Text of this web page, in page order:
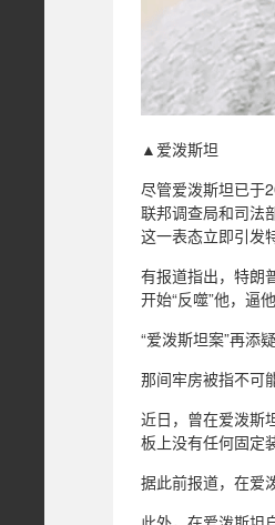
▲爱泼斯坦
尽管爱泼斯坦已于
联邦调查局和司法
这一表态立即引发
有报道指出，特朗
开始“反噬”他，逼
“爱泼斯坦案”再添
那间牢房被指不可
近日，曾在爱泼斯
板上没有任何固定
据此前报道，在爱